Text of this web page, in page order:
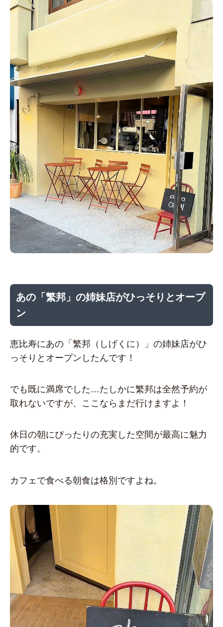
あの「繁邦」の姉妹店がひっそりとオープ
ン
恵比寿にあの「繁邦（しげくに）」の姉妹店がひ
っそりとオープンしたんです！
でも既に満席でした…たしかに繁邦は全然予約が
取れないですが、ここならまだ行けますよ！
休日の朝にぴったりの充実した空間が最高に魅力
的です。
カフェで食べる朝食は格別ですよね。